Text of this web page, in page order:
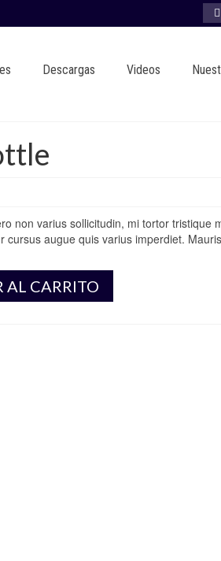
Descargas Videos
non varius sollicitudin, mi tortor tristique
cursus augue quis varius imperdiet.
AL CARRITO